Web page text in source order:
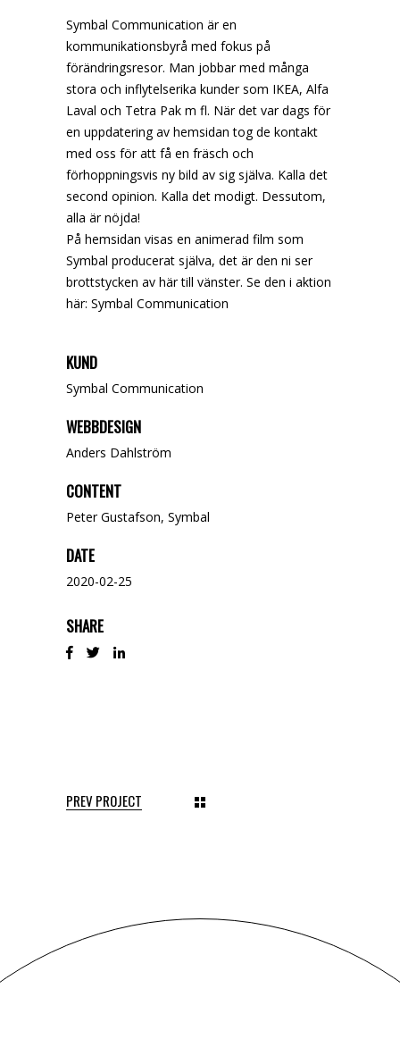
Symbal Communication är en
kommunikationsbyrå med fokus på
förändringsresor. Man jobbar med många
stora och inflytelserika kunder som IKEA, Alfa
Laval och Tetra Pak m fl. När det var dags för
en uppdatering av hemsidan tog de kontakt
med oss för att få en fräsch och
förhoppningsvis ny bild av sig själva. Kalla det
second opinion. Kalla det modigt. Dessutom,
alla är nöjda!
På hemsidan visas en animerad film som
Symbal producerat själva, det är den ni ser
brottstycken av här till vänster. Se den i aktion
här: Symbal Communication
KUND
Symbal Communication
WEBBDESIGN
Anders Dahlström
CONTENT
Peter Gustafson, Symbal
DATE
2020-02-25
SHARE
PREV PROJECT